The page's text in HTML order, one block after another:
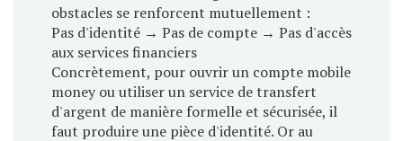
obstacles se renforcent mutuellement :
Pas d'identité → Pas de compte → Pas d'accès
aux services financiers
Concrètement, pour ouvrir un compte mobile
money ou utiliser un service de transfert
d'argent de manière formelle et sécurisée, il
faut produire une pièce d'identité. Or au